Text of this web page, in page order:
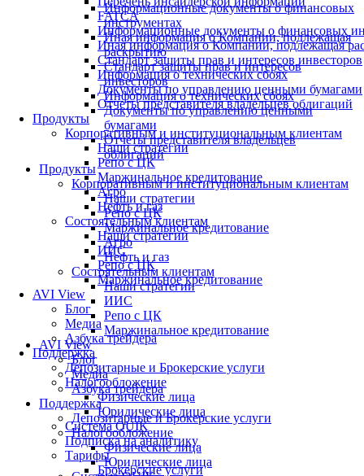
FATCA
Информационные документы о финансовых
Иная информация о Компании, подлежащая
Стандарт защиты прав и интересов инвесторов
Информация о технических сбоях
Документы по управлению ценными бумагами
Отчеты представителя владельцев облигаций
Продукты
Корпоративным и институциональным клиентам
Наши стратегии
Репо с ЦК
Маржинальное кредитование
Агро
Нефть и газ
Состоятельным клиентам
Наши стратегии
ИИС
Репо с ЦК
Маржинальное кредитование
AVI View
Блог
Медиа
Азбука трейдера
Поддержка
Депозитарные и Брокерские услуги
Налогообложение
Физические лица
Юридические лица
Система QUIK
Подписка на аналитику
Тарифы
Брокерские услуги
Информационные документы о финансовых
инструментах
Иная информация о Компании, подлежащая
раскрытию
Стандарт защиты прав и интересов
инвесторов
Информация о технических сбоях
Документы по управлению ценными
бумагами
Отчеты представителя владельцев
облигаций
Продукты
Корпоративным и институциональным клиентам
Наши стратегии
Репо с ЦК
Маржинальное кредитование
Агро
Нефть и газ
Состоятельным клиентам
Наши стратегии
ИИС
Репо с ЦК
Маржинальное кредитование
AVI View
Блог
Медиа
Азбука трейдера
Поддержка
Депозитарные и Брокерские услуги
Налогообложение
Физические лица
Юридические лица